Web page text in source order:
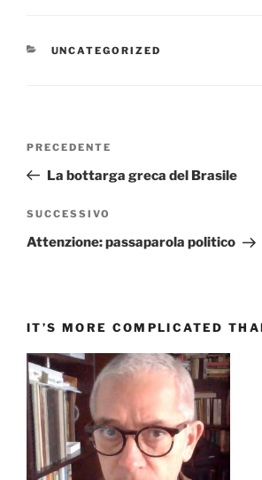
CATEGORIE
UNCATEGORIZED
Articolo
precedente:
PRECEDENTE
La bottarga greca del Brasile
Articolo
successivo
SUCCESSIVO
Attenzione: passaparola politico
IT’S MORE COMPLICATED